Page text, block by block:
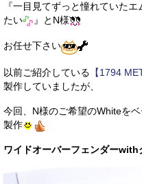
『一目見てずっと憧れていた
たい
』とN様
お任せ下さい
以前ご紹介している 【1794
製作していましたが、
今回、N様のご希望のWhiteを
製作
ワイドオーバーフェンダーwith